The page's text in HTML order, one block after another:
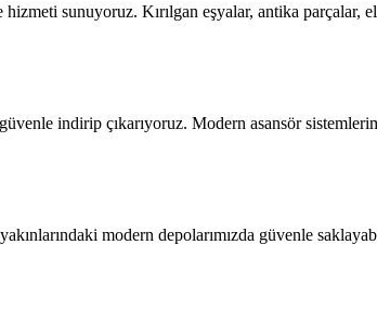
sunuyoruz. Kırılgan eşyalar, antika parçalar,
indirip çıkarıyoruz. Modern asansör
modern depolarımızda güvenle